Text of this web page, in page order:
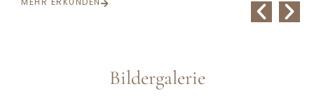
MEHR ERKUNDEN
Bildergalerie